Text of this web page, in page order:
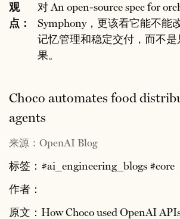
观
点：
对 An open-source spec for
Symphony，更该看它能不能
记忆管理和稳定交付，而不是
果。
Choco automates food
agents
来源：OpenAI Blog
标签：#ai_engineering_blogs #core
作者：
原文：How Choco used OpenAI